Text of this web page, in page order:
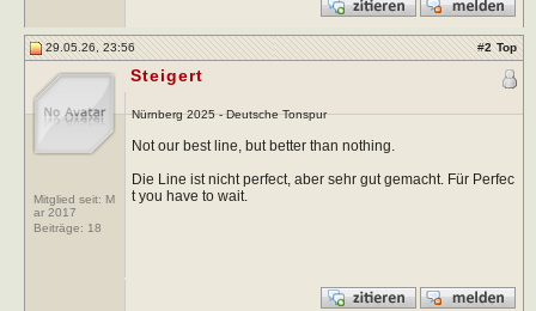
29.05.26, 23:56 #2 Top
Mitglied seit: M
ar 2017
Beiträge: 18
Steigert
Nürnberg 2025 - Deutsche Tonspur
Not our best line, but better than nothing.
Die Line ist nicht perfect, aber sehr gut gemacht. Für Perfec
t you have to wait.